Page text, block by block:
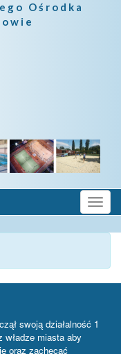
Ośrodka
swoją działalność 1
władze miasta aby
oraz zachęcać